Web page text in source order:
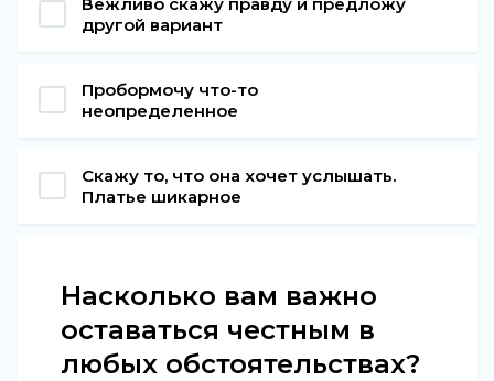
другой вариант
Пробормочу что-то
неопределенное
Скажу то, что она хочет услышать.
Платье шикарное
Насколько вам важно
оставаться честным в
любых обстоятельствах?